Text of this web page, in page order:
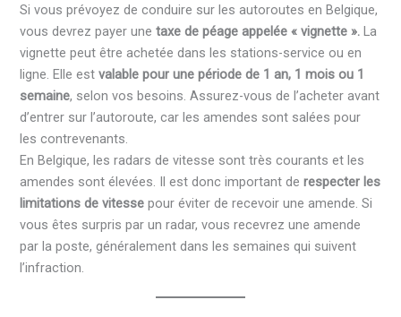
Si vous prévoyez de conduire sur les autoroutes en Belgique,
vous devrez payer unetaxe de péage appelée « vignette ». La
vignette peut être achetée dans les stations-service ou en
ligne. Elle estvalable pour une période de 1 an, 1 mois ou 1
semaine, selon vos besoins. Assurez-vous de l’acheter avant
d’entrer sur l’autoroute, car les amendes sont salées pour
les contrevenants.
En Belgique, les radars de vitesse sont très courants et les
amendes sont élevées. Il est donc important derespecter les
limitations de vitesse pour éviter de recevoir une amende. Si
vous êtes surpris par un radar, vous recevrez une amende
par la poste, généralement dans les semaines qui suivent
l’infraction.